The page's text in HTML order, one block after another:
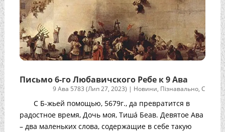
Письмо 6-го Любавичского Ребе к 9 Ава
9 Ава 5783 (Лип 27, 2023) | Новини, Пізнавально,С
С Б-жьей помощью, 5679г., да превратится в
радостное время, Дочь моя, Тишá Беав. Девятое Ава
– два маленьких слова, содержащие в себе такую